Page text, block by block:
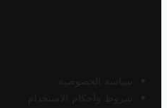
سياسة الخصوصية
شروط وأحكام الاستخدام